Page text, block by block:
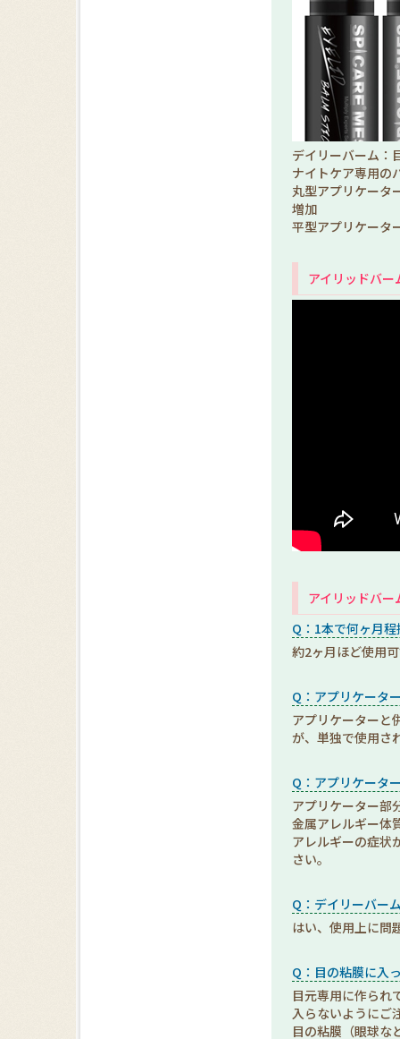
デイリーバーム：
ナイトケア専用の
丸型アプリケータ
増加
平型アプリケータ
アイリッドバ
アイリッドバ
Q：1本で何ヶ月
約2ヶ月ほど使用
Q：アプリケータ
アプリケーターと
が、単独で使用さ
Q：アプリケータ
アプリケーター部
金属アレルギー体
アレルギーの症状
さい。
Q：デイリーバー
はい、使用上に問
Q：目の粘膜に入
目元専用に作られ
入らないようにご
目の粘膜（眼球な